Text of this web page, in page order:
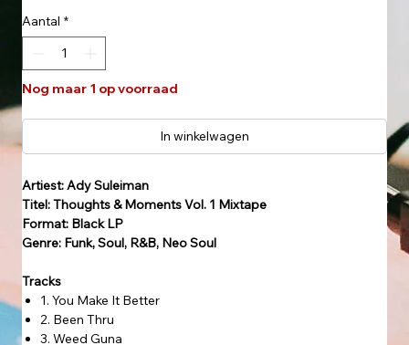
Aantal *
Nog maar 1 op voorraad
In winkelwagen
Artiest: Ady Suleiman
Titel: Thoughts & Moments Vol. 1 Mixtape
Format: Black LP
Genre: Funk, Soul, R&B, Neo Soul
Tracks
1. You Make It Better
2. Been Thru
3. Weed Guna